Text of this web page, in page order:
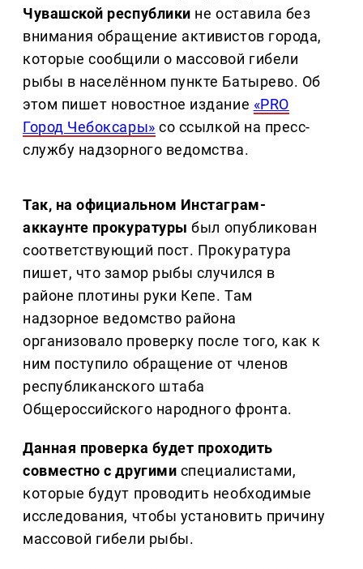
Чувашской республики не оставила без
внимания обращение активистов города,
которые сообщили о массовой гибели
рыбы в населённом пункте Батырево. Об
этом пишет новостное издание «PRO
Город Чебоксары» со ссылкой на пресс-
службу надзорного ведомства.
Так, на официальном Инстаграм-
аккаунте прокуратуры был опубликован
соответствующий пост. Прокуратура
пишет, что замор рыбы случился в
районе плотины руки Кепе. Там
надзорное ведомство района
организовало проверку после того, как к
ним поступило обращение от членов
республиканского штаба
Общероссийского народного фронта.
Данная проверка будет проходить
совместно с другими специалистами,
которые будут проводить необходимые
исследования, чтобы установить причину
массовой гибели рыбы.